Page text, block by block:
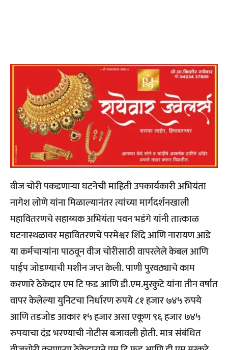
वीज चोरी पकडणाऱ्या घटनेची माहिती उपकार्यकारी अभियंता
नागेश लोणे यांना मिळाल्यानंतर त्यांच्या मार्गदर्शनखाली
महावितरणचे सहाय्यक अभियंता पवन भडंगे यांनी तात्काळ
घटनास्थळावर महावितरणचे परमेश्वर शिंदे आणि नारायण आडे
या कर्मचाऱ्यांना पाठवून वीज चोरीसाठी वापरलेले केबल आणि
पाईप जोडण्याची मशीन जप्त केली. पाणी पुरवठ्याचे काम
करणारे ठेकेदार एम टि फड आणि डी.एम.मुरकुटे यांना तीन वर्षात
वापर केलेल्या युनिटचा निर्धारण रुपये ८१ हजार ७४५ रुपये
आणि तडजोड आकार १५ हजार असा एकूण ९६ हजार ७४५
रुपयाचा दंड भरण्याची नोटीस बजावली होती. मात्र संबंधित